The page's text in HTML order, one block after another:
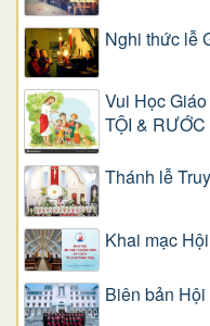
Nghi thức lễ
Vui Học
TỘI & RƯỚC
Thánh lễ
Khai mạc
Biên bản